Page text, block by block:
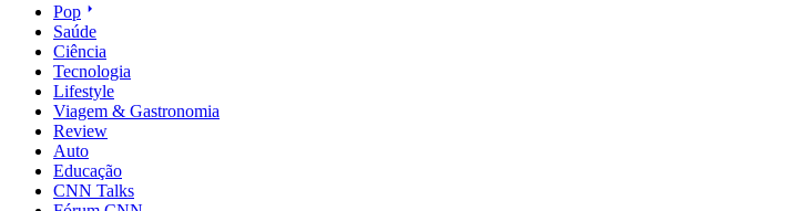
Pop
Saúde
Ciência
Tecnologia
Lifestyle
Viagem & Gastronomia
Review
Auto
Educação
CNN Talks